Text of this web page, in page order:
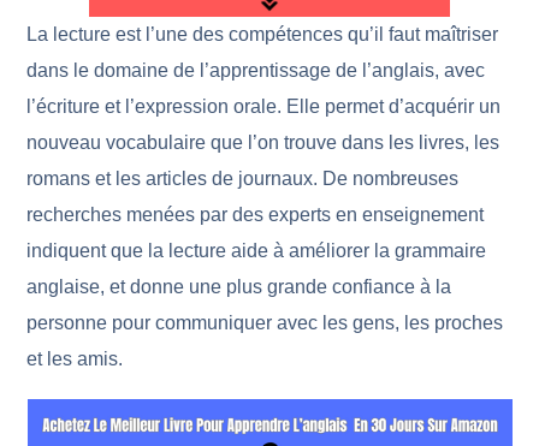
La lecture est l’une des compétences qu’il faut maîtriser
dans le domaine de l’apprentissage de l’anglais, avec
l’écriture et l’expression orale. Elle permet d’acquérir un
nouveau vocabulaire que l’on trouve dans les livres, les
romans et les articles de journaux. De nombreuses
recherches menées par des experts en enseignement
indiquent que la lecture aide à améliorer la grammaire
anglaise, et donne une plus grande confiance à la
personne pour communiquer avec les gens, les proches
et les amis.